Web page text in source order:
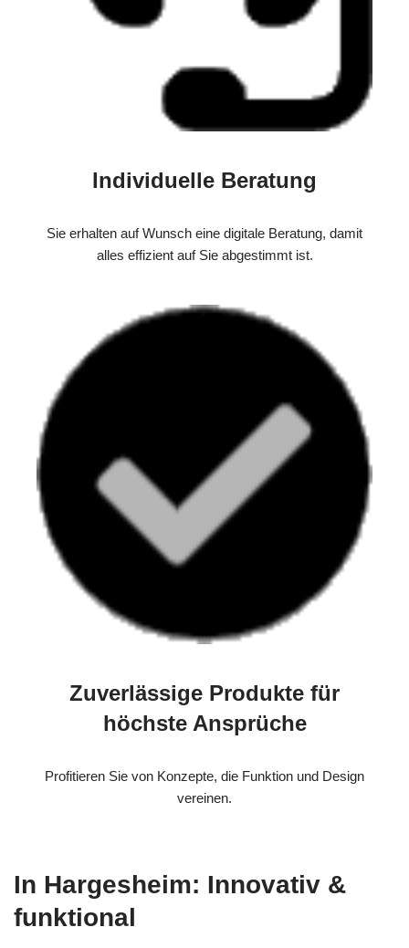
Individuelle Beratung
Sie erhalten auf Wunsch eine digitale Beratung, damit
alles effizient auf Sie abgestimmt ist.
Zuverlässige Produkte für
höchste Ansprüche
Profitieren Sie von Konzepte, die Funktion und Design
vereinen.
In Hargesheim: Innovativ &
funktional